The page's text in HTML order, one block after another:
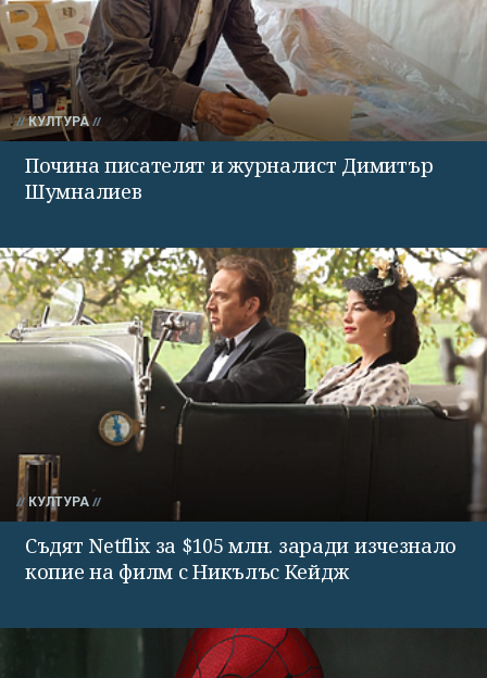
КУЛТУРА
Почина писателят и журналист Димитър
Шумналиев
КУЛТУРА
Съдят Netflix за $105 млн. заради изчезнало
копие на филм с Никълъс Кейдж